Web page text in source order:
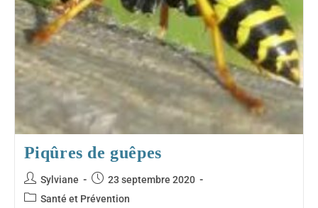
Piqûres de guêpes
Auteur/autrice
de
Sylviane
Publication
publiée :
23 septembre 2020
PostSanté et Prévention